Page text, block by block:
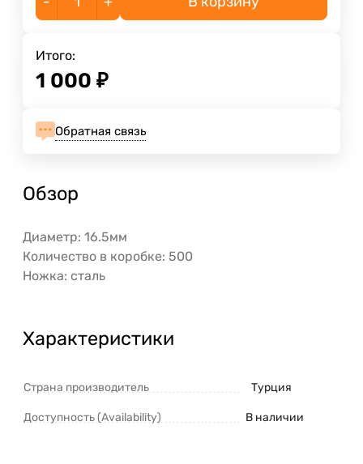
Итого:
1 000 ₽
Обратная связь
Обзор
Диаметр: 16.5мм
Количество в коробке: 500
Ножка: сталь
Характеристики
Страна производитель Турция
Доступность (Availability) В наличии